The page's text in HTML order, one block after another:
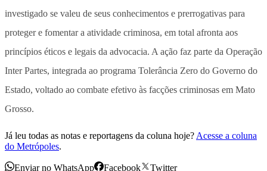
investigado se valeu de seus conhecimentos e prerrogativas para
proteger e fomentar a atividade criminosa, em total afronta aos
princípios éticos e legais da advocacia. A ação faz parte da Operação
Inter Partes, integrada ao programa Tolerância Zero do Governo do
Estado, voltado ao combate efetivo às facções criminosas em Mato
Grosso.
Já leu todas as notas e reportagens da coluna hoje? Acesse a coluna
do Metrópoles.
Enviar no WhatsApp Facebook
Twitter